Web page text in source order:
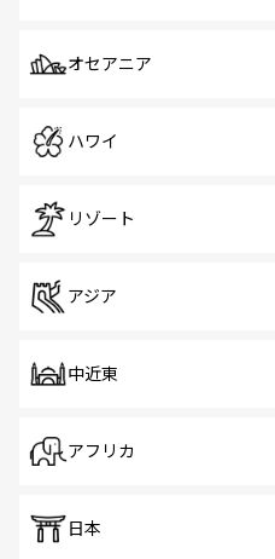
オセアニア
ハワイ
リゾート
アジア
中近東
アフリカ
日本